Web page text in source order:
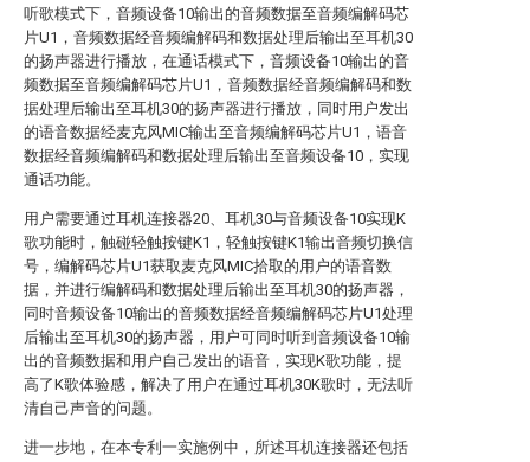
听歌模式下，音频设备10输出的音频数据至音频编解码芯
片U1，音频数据经音频编解码和数据处理后输出至耳机30
的扬声器进行播放，在通话模式下，音频设备10输出的音
频数据至音频编解码芯片U1，音频数据经音频编解码和数
据处理后输出至耳机30的扬声器进行播放，同时用户发出
的语音数据经麦克风MIC输出至音频编解码芯片U1，语音
数据经音频编解码和数据处理后输出至音频设备10，实现
通话功能。
用户需要通过耳机连接器20、耳机30与音频设备10实现K
歌功能时，触碰轻触按键K1，轻触按键K1输出音频切换信
号，编解码芯片U1获取麦克风MIC拾取的用户的语音数
据，并进行编解码和数据处理后输出至耳机30的扬声器，
同时音频设备10输出的音频数据经音频编解码芯片U1处理
后输出至耳机30的扬声器，用户可同时听到音频设备10输
出的音频数据和用户自己发出的语音，实现K歌功能，提
高了K歌体验感，解决了用户在通过耳机30K歌时，无法听
清自己声音的问题。
进一步地，在本专利一实施例中，所述耳机连接器还包括